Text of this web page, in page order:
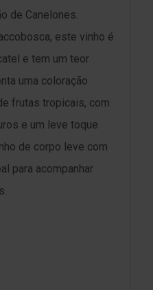
de Canelones.
este vinho é
e tem um teor
uma coloração
frutas tropicais, com
e um leve toque
de corpo leve com
para acompanhar